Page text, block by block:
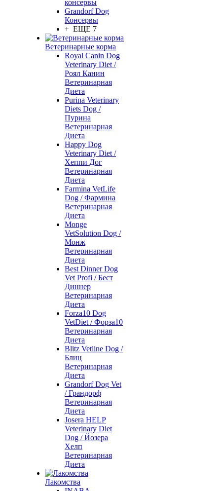
консервы
Grandorf Dog
Консервы
+ ЕЩЕ 7
Ветеринарные корма
Royal Canin Dog
Veterinary Diet /
Роял Канин
Ветеринарная
Диета
Purina Veterinary
Diets Dog /
Пурина
Ветеринарная
Диета
Happy Dog
Veterinary Diet /
Хеппи Дог
Ветеринарная
Диета
Farmina VetLife
Dog / Фармина
Ветеринарная
Диета
Monge
VetSolution Dog /
Монж
Ветеринарная
Диета
Best Dinner Dog
Vet Profi / Бест
Диннер
Ветеринарная
Диета
Forza10 Dog
VetDiet / Форза10
Ветеринарная
Диета
Blitz Vetline Dog /
Блиц
Ветеринарная
Диета
Grandorf Dog Vet
/ Грандорф
Ветеринарная
Диета
Josera HELP
Veterinary Diet
Dog / Йозера
Хелп
Ветеринарная
Диета
Лакомства